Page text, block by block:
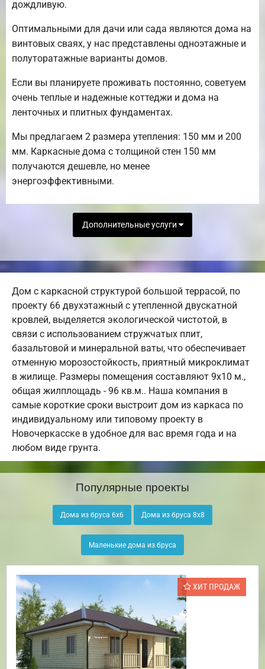
дождливую.
Оптимальными для дачи или сада являются дома на
винтовых сваях, у нас представлены одноэтажные и
полуторатажные варианты домов.
Если вы планируете проживать постоянно, советуем
очень теплые и надежные коттеджи и дома на
ленточных и плитных фундаментах.
Мы предлагаем 2 размера утепления: 150 мм и 200
мм. Каркасные дома с толщиной стен 150 мм
получаются дешевле, но менее
энергоэффективными.
Дополнительные услуги
Дом с каркасной структурой большой террасой, по
проекту 66 двухэтажный с утепленной двускатной
кровлей, выделяется экологической чистотой, в
связи с использованием стружчатых плит,
базальтовой и минеральной ваты, что обеспечивает
отменную морозостойкость, приятный микроклимат
в жилище. Размеры помещения составляют 9х10 м.,
общая жилплощадь - 96 кв.м.. Наша компания в
самые короткие сроки выстроит дом из каркаса по
индивидуальному или типовому проекту в
Новочеркасске в удобное для вас время года и на
любом виде грунта.
Популярные проекты
Дома из бруса 6х6 Дома из бруса 8х8
Маленькие дома из бруса
ХИТ ПРОДАЖ